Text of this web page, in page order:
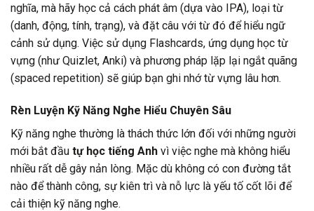
nghĩa, mà hãy học cả cách phát âm (dựa vào IPA), loại từ
(danh, động, tính, trạng), và đặt câu với từ đó để hiểu ngữ
cảnh sử dụng. Việc sử dụng Flashcards, ứng dụng học từ
vựng (như Quizlet, Anki) và phương pháp lặp lại ngắt quãng
(spaced repetition) sẽ giúp bạn ghi nhớ từ vựng lâu hơn.
Rèn Luyện Kỹ Năng Nghe Hiểu Chuyên Sâu
Kỹ năng nghe thường là thách thức lớn đối với những người
mới bắt đầu tự học tiếng Anh vì việc nghe mà không hiểu
nhiều rất dễ gây nản lòng. Mặc dù không có con đường tắt
nào để thành công, sự kiên trì và nỗ lực là yếu tố cốt lõi để
cải thiện kỹ năng nghe.